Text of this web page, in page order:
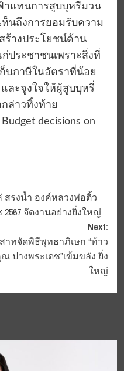
าแทนการสูบบุหรี่มวน
นถึงการยอมรับความ
ร้างประโยชน์ด้าน
ประชาชนเพราะสิ่งที่
บภาษีในอัตราที่น้อย
ละจูงใจให้ผู้สูบบุหรี่
ล่าวทิ้งท้าย
decisions on
รงน้ำ องค์หลวงพ่อติ้ว
จัดงานอย่างยิ่งใหญ่
Next:
ทจัดพิธีพุทธาภิเษก “ท้าว
ปางพระเดช”เข้มขลัง ยิ่ง
ใหญ่